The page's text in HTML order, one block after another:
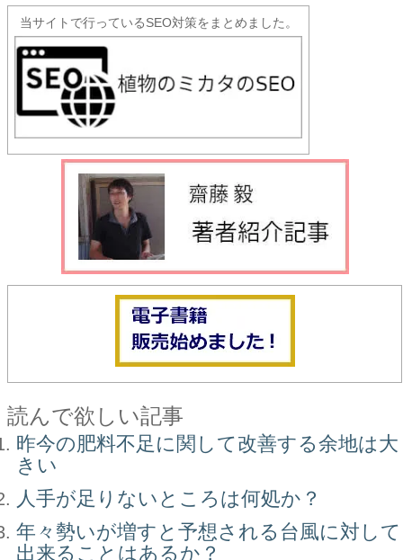
当サイトで行っているSEO対策をまとめました。
読んで欲しい記事
昨今の肥料不足に関して改善する余地は大
きい
人手が足りないところは何処か？
年々勢いが増すと予想される台風に対して
出来ることはあるか？